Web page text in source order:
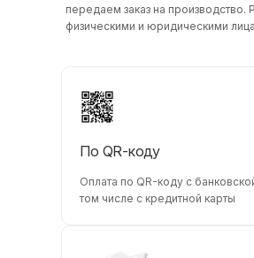
передаем заказ на производство.
физическими и юридическими
По QR-коду
Оплата по QR-коду с
том числе с кредитной карты